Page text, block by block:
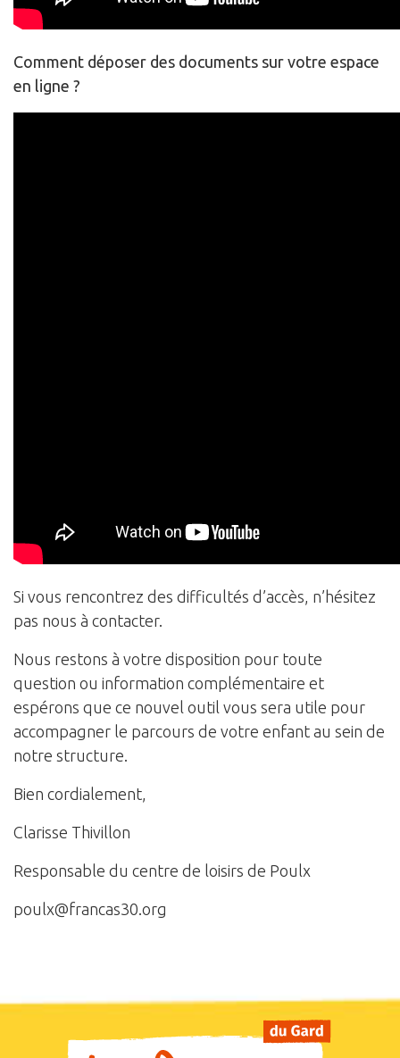
Comment déposer des documents sur votre espace
en ligne ?
Si vous rencontrez des difficultés d’accès, n’hésitez
pas nous à contacter.
Nous restons à votre disposition pour toute
question ou information complémentaire et
espérons que ce nouvel outil vous sera utile pour
accompagner le parcours de votre enfant au sein de
notre structure.
Bien cordialement,
Clarisse Thivillon
Responsable du centre de loisirs de Poulx
poulx@francas30.org